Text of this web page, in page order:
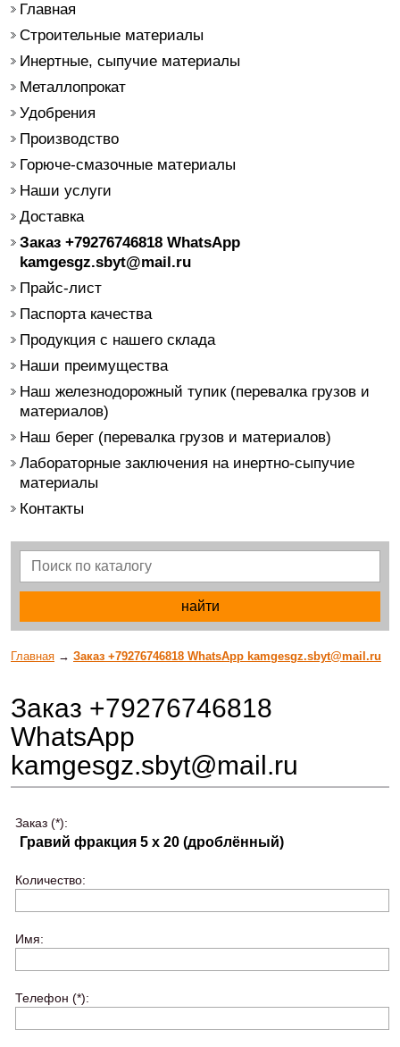
Главная
Строительные материалы
Инертные, сыпучие материалы
Металлопрокат
Удобрения
Производство
Горюче-смазочные материалы
Наши услуги
Доставка
Заказ +79276746818 WhatsApp
kamgesgz.sbyt@mail.ru
Прайс-лист
Паспорта качества
Продукция с нашего склада
Наши преимущества
Наш железнодорожный тупик (перевалка грузов и
материалов)
Наш берег (перевалка грузов и материалов)
Лабораторные заключения на инертно-сыпучие
материалы
Контакты
Главная → Заказ +79276746818 WhatsApp kamgesgz.sbyt@mail.ru
Заказ +79276746818
WhatsApp
kamgesgz.sbyt@mail.ru
Заказ (*):
Количество:
Имя:
Телефон (*):